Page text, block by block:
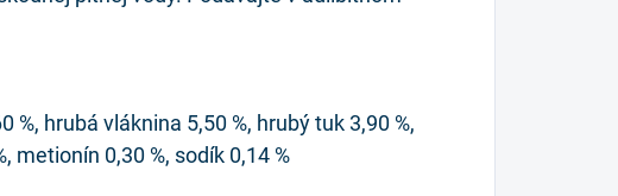
%, hrubá vláknina 5,50 %, hrubý tuk 3,90 %,
metionín 0,30 %, sodík 0,14 %